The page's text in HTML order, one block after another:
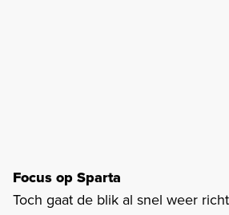
Focus op Sparta
Toch gaat de blik al snel weer